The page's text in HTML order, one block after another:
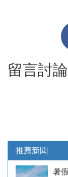
留言討
推薦新聞
暑